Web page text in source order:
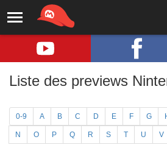
Liste des previews
0-9 A B C D E F G
N O P Q R S T U V